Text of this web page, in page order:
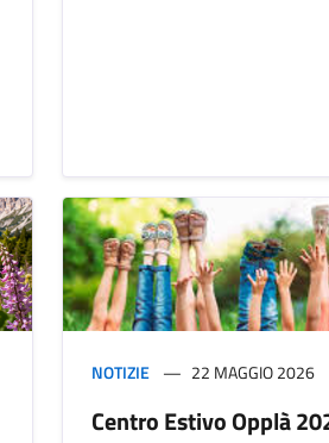
NOTIZIE 22 MAGGIO 2026
Centro Estivo Opplà